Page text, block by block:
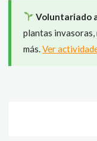
Voluntariado
plantas
más.Ver